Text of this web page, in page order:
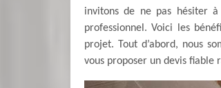
invitons de ne pas hésiter
professionnel. Voici les
projet. Tout d’abord, nous
vous proposer un devis